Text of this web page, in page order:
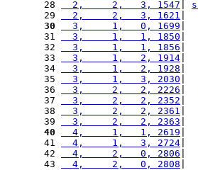
28
  2,     2,   3, 1547
29
  2,     2,   3, 1621
|
30
  3,     1,   0, 1699
31
  3,     1,   1, 1850
|
32
  3,     1,   1, 1856
33
  3,     1,   2, 1914
34
  3,     1,   2, 1928
35
  3,     1,   3, 2030
36
  3,     2,   2, 2226
37
  3,     2,   2, 2352
38
  3,     2,   2, 2361
39
  3,     2,   2, 2363
|
40
  4,     1,   1, 2619
41
  4,     1,   3, 2724
42
  4,     2,   0, 2806
43
  4,     2,   0, 2808
|